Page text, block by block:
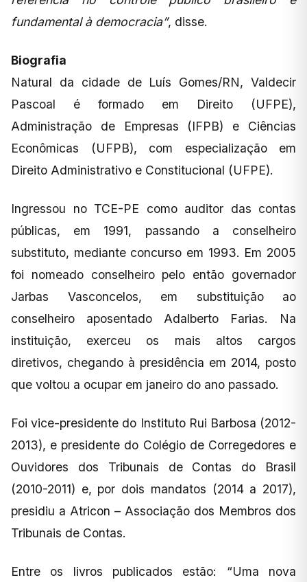
fundamental à democracia”, disse.
Biografia
Natural da cidade de Luís Gomes/RN, Valdecir
Pascoal é formado em Direito (UFPE),
Administração de Empresas (IFPB) e Ciências
Econômicas (UFPB), com especialização em
Direito Administrativo e Constitucional (UFPE).
Ingressou no TCE-PE como auditor das contas
públicas, em 1991, passando a conselheiro
substituto, mediante concurso em 1993. Em 2005
foi nomeado conselheiro pelo então governador
Jarbas Vasconcelos, em substituição ao
conselheiro aposentado Adalberto Farias. Na
instituição, exerceu os mais altos cargos
diretivos, chegando à presidência em 2014, posto
que voltou a ocupar em janeiro do ano passado.
Foi vice-presidente do Instituto Rui Barbosa (2012-
2013), e presidente do Colégio de Corregedores e
Ouvidores dos Tribunais de Contas do Brasil
(2010-2011) e, por dois mandatos (2014 a 2017),
presidiu a Atricon – Associação dos Membros dos
Tribunais de Contas.
Entre os livros publicados estão: “Uma nova